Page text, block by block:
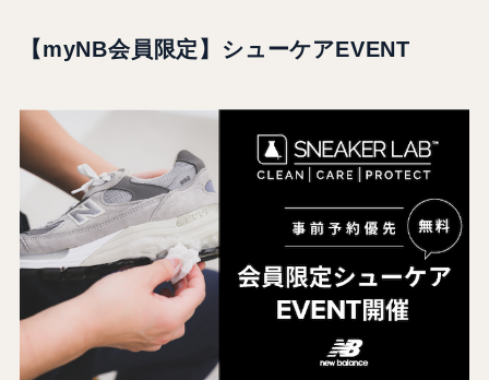
【myNB会員限定】シューケアEVENT